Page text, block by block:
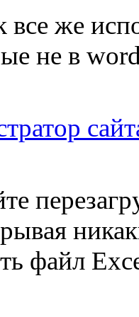
все же
не в
файл